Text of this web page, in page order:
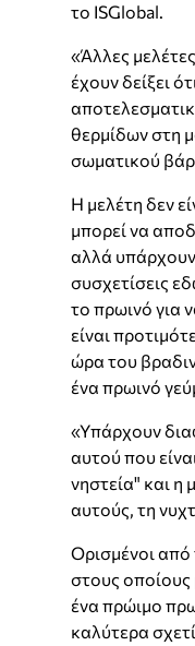
το ISGlobal.
«Άλλες
έχουν δείξει
θερμίδων στη
σωματικού
Η μελέτη δεν
μπορεί να
αλλά υπάρχουν
συσχετίσεις
το πρωινό για
είναι
ώρα του
ένα πρωινό
«Υπάρχουν
αυτού που
νηστεία" και η
αυτούς, τη
Ορισμένοι από
στους οποίους
ένα πρώιμο
καλύτερα